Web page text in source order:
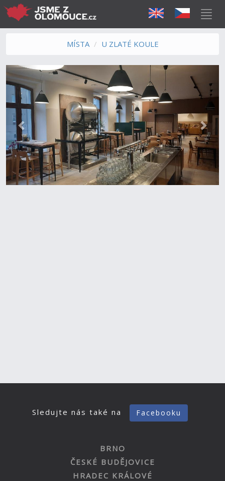
MÍSTA U ZLATÉ KOULE
Předchozí
Sledujte nás také na Facebooku
BRNO
ČESKÉ BUDĚJOVICE
HRADEC KRÁLOVÉ